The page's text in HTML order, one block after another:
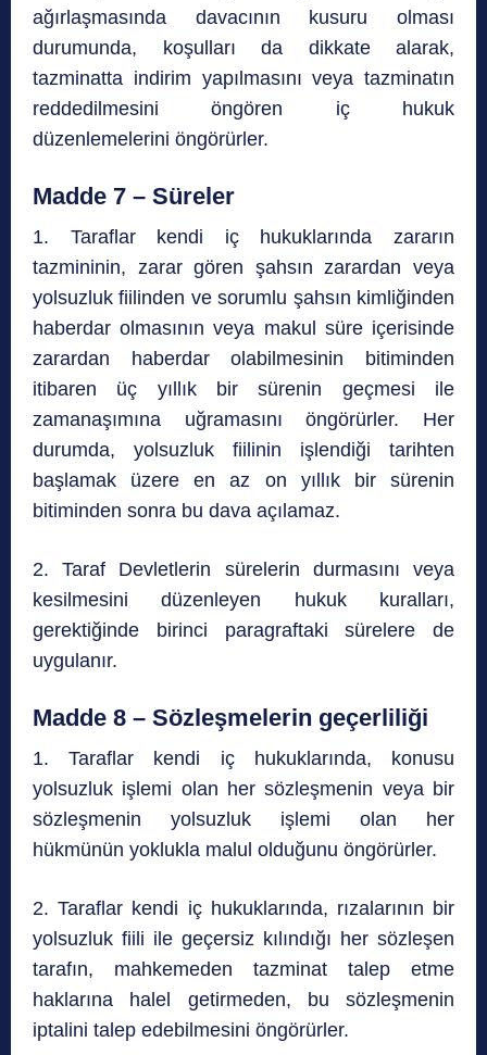
ağırlaşmasında davacının kusuru olması
durumunda, koşulları da dikkate alarak,
tazminatta indirim yapılmasını veya tazminatın
reddedilmesini öngören iç hukuk
düzenlemelerini öngörürler.
Madde 7 – Süreler
1. Taraflar kendi iç hukuklarında zararın
tazmininin, zarar gören şahsın zarardan veya
yolsuzluk fiilinden ve sorumlu şahsın kimliğinden
haberdar olmasının veya makul süre içerisinde
zarardan haberdar olabilmesinin bitiminden
itibaren üç yıllık bir sürenin geçmesi ile
zamanaşımına uğramasını öngörürler. Her
durumda, yolsuzluk fiilinin işlendiği tarihten
başlamak üzere en az on yıllık bir sürenin
bitiminden sonra bu dava açılamaz.
2. Taraf Devletlerin sürelerin durmasını veya
kesilmesini düzenleyen hukuk kuralları,
gerektiğinde birinci paragraftaki sürelere de
uygulanır.
Madde 8 – Sözleşmelerin geçerliliği
1. Taraflar kendi iç hukuklarında, konusu
yolsuzluk işlemi olan her sözleşmenin veya bir
sözleşmenin yolsuzluk işlemi olan her
hükmünün yoklukla malul olduğunu öngörürler.
2. Taraflar kendi iç hukuklarında, rızalarının bir
yolsuzluk fiili ile geçersiz kılındığı her sözleşen
tarafın, mahkemeden tazminat talep etme
haklarına halel getirmeden, bu sözleşmenin
iptalini talep edebilmesini öngörürler.